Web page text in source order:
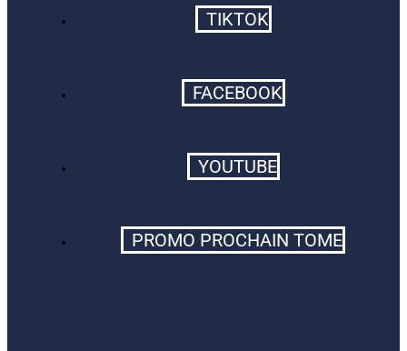
TIKTOK
FACEBOOK
YOUTUBE
PROMO PROCHAIN TOME